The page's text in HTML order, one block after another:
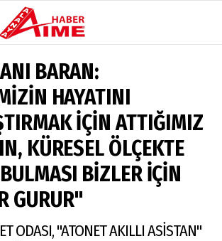
Hava
Durumu
Gazete
Manşetleri
Anketler
Biyografiler
Köşe
Yazarları
Video
Galeri
Foto
Galeri
Moovit
Alanya-
Gazipaşa
& Antalya
Canlı Uçak
Seyir
Künye
BARAN:
HAYATINI
İÇİN ATTIĞIMIZ
KÜRESEL ÖLÇEKTE
BİZLER İÇİN
GURUR"
ODASI, "ATONET AKILLI ASİSTAN"